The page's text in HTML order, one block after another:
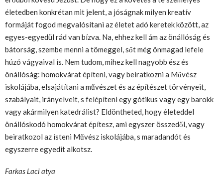
életedben konkrétan mit jelent, a jóságnak milyen kreatív
formáját fogod megvalósítani az életet adó keretek között, az
egyes-egyedül rád van bízva. Na, ehhez kell ám az önállóság és
bátorság, szembe menni a tömeggel, sőt még önmagad lefele
húzó vágyaival is. Nem tudom, mihez kell nagyobb ész és
önállóság: homokvárat építeni, vagy beiratkozni a Művész
iskolájába, elsajátítani a művészet és az építészet törvényeit,
szabályait, irányelveit, s felépíteni egy gótikus vagy egy barokk
vagy akármilyen katedrálist? Eldöntheted, hogy életeddel
önállóskodó homokvárat építesz, ami egyszer összedől, vagy
beiratkozol az isteni Művész iskolájába, s maradandót és
egyszerre egyedit alkotsz.
Farkas Laci atya